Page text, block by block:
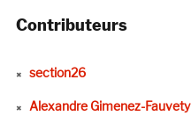
Contributeurs
section26
Alexandre Gimenez-Fauvety